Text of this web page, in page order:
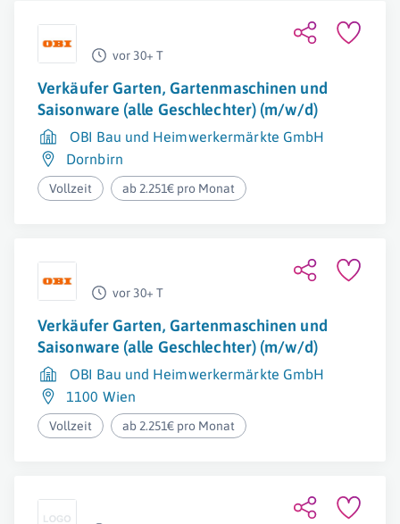
vor 30+ T
Verkäufer Garten, Gartenmaschinen und
Saisonware (alle Geschlechter) (m/w/d)
OBI Bau und Heimwerkermärkte GmbH
Dornbirn
Vollzeit ab 2.251€ pro Monat
vor 30+ T
Verkäufer Garten, Gartenmaschinen und
Saisonware (alle Geschlechter) (m/w/d)
OBI Bau und Heimwerkermärkte GmbH
1100 Wien
Vollzeit ab 2.251€ pro Monat